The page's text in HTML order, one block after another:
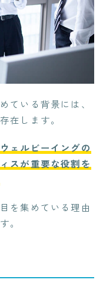
ている背景には、
在します。
ェルビーイングの
スが重要な役割を
を集めている理由
。